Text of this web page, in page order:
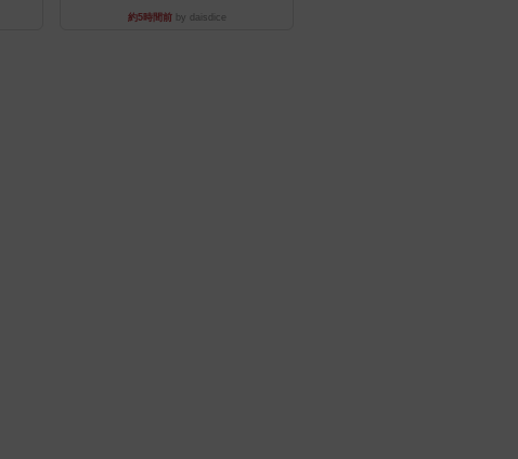
約5時間前by daisdice